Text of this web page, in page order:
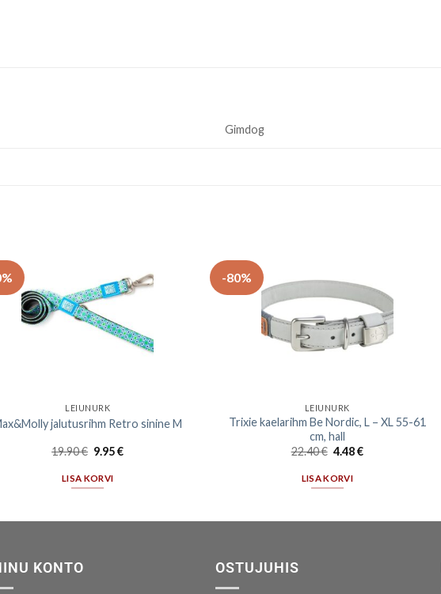
Gimdog
LEIUNURK
jalutusrihm Retro sinine M
19.90€ 9.95€
LISA KORVI
-80%
LEIUNURK
Trixie kaelarihm Be Nordic, L – XL 55-61
cm, hall
22.40€ 4.48€
LISA KORVI
KONTO OSTUJUHIS